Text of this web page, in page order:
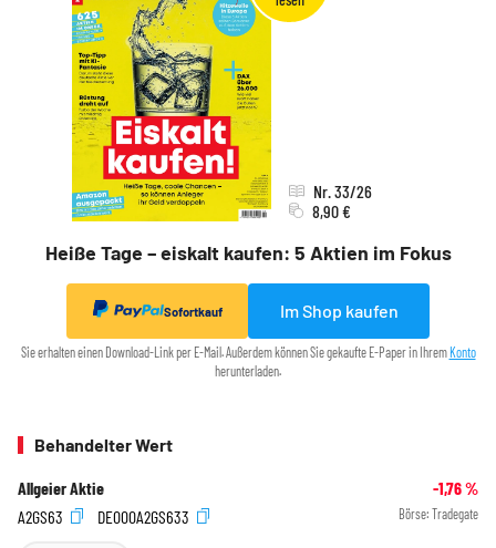
Heiße Tage – eiskalt kaufen: 5 Aktien im Fokus
Nr. 33/26
8,90 €
Sofortkauf Im Shop kaufen
Sie erhalten einen Download-Link per E-Mail. Außerdem können Sie gekaufte E-Paper in Ihrem Konto
herunterladen.
Behandelter Wert
Allgeier Aktie -1,76%
A2GS63
DE000A2GS633 Börse: Tradegate